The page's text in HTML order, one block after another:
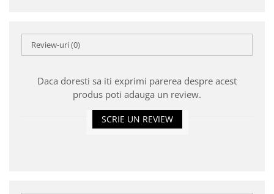
Review-uri(0)
Daca doresti sa iti exprimi parerea despre acest
produs poti adauga un review.
SCRIE UN REVIEW